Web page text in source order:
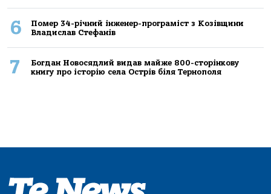
6
Помер 34-річний інженер-програміст з Козівщини
Владислав Стефанів
7
Богдан Новосядлий видав майже 800-сторінкову
книгу про історію села Острів біля Тернополя